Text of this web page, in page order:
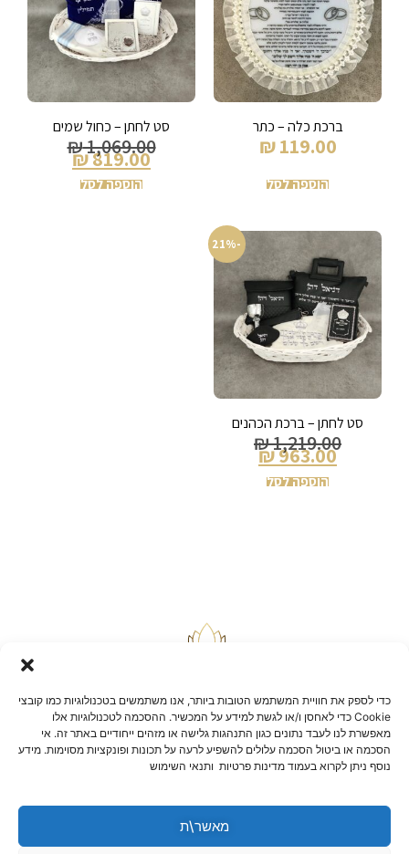
כדי לספק את חוויית המשתמש הטובות ביותר, אנו משתמשים בטכנולוגיות כמו קובצי
Cookie כדי לאחסן ו/או לגשת למידע על המכשיר. ההסכמה לטכנולוגיות אלו
מאפשרת לנו לעבד נתונים כגון התנהגות גלישה או מזהים ייחודיים באתר זה. אי
הסכמה או ביטול הסכמה עלולים להשפיע לרעה על תכונות ופונקציות מסוימות. מידע
נוסף ניתן לקרוא בעמוד מדינות פרטיות ותנאי השימוש
מאשר\ת
ברכת כלה – כתר
₪119.00
הוספה לסל
סט לחתן – כחול שמים
₪1,069.00
₪819.00
הוספה לסל
-21%
סט לחתן – ברכת הכהנים
₪1,219.00
₪963.00
הוספה לסל
בלוג
שאלות ותשובות
תקנון אתר
הצהרת נגישות